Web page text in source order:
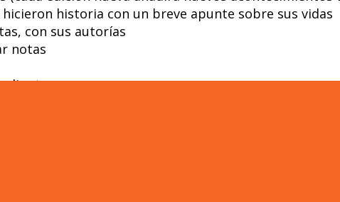
historia con un breve apunte sobre sus vidas
con sus autorías
notas
adjunta